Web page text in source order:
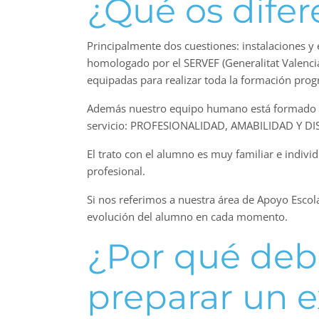
¿Qué os
Principalmente dos cuestiones: instalaciones
homologado por el SERVEF (Generalitat
equipadas para realizar toda la formación
Además nuestro equipo humano está
servicio: PROFESIONALIDAD, AMABILIDAD Y
El trato con el alumno es muy familiar e
profesional.
Si nos referimos a nuestra área de Apoyo
evolución del alumno en cada momento.
¿Por qué
preparar un